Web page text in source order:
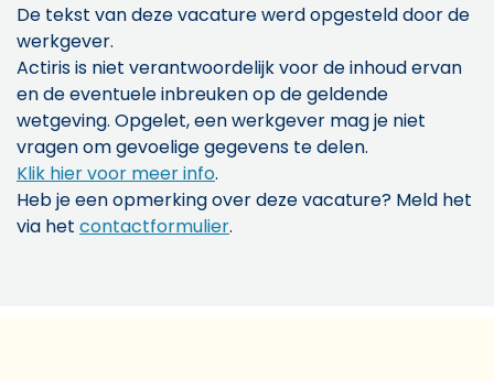
De tekst van deze vacature werd opgesteld door de
werkgever.
Actiris is niet verantwoordelijk voor de inhoud ervan
en de eventuele inbreuken op de geldende
wetgeving. Opgelet, een werkgever mag je niet
vragen om gevoelige gegevens te delen.
Klik hier voor meer info.
Heb je een opmerking over deze vacature? Meld het
via het contactformulier.